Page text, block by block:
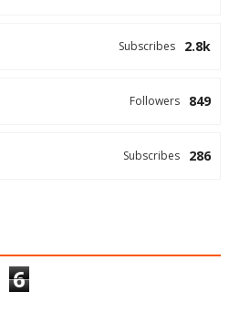
2.8k
Subscribes
849
Followers
286
Subscribes
6